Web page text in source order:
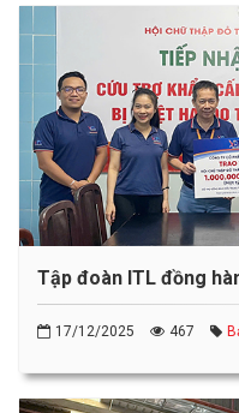
Tập đoàn ITL đồng
17/12/2025 467